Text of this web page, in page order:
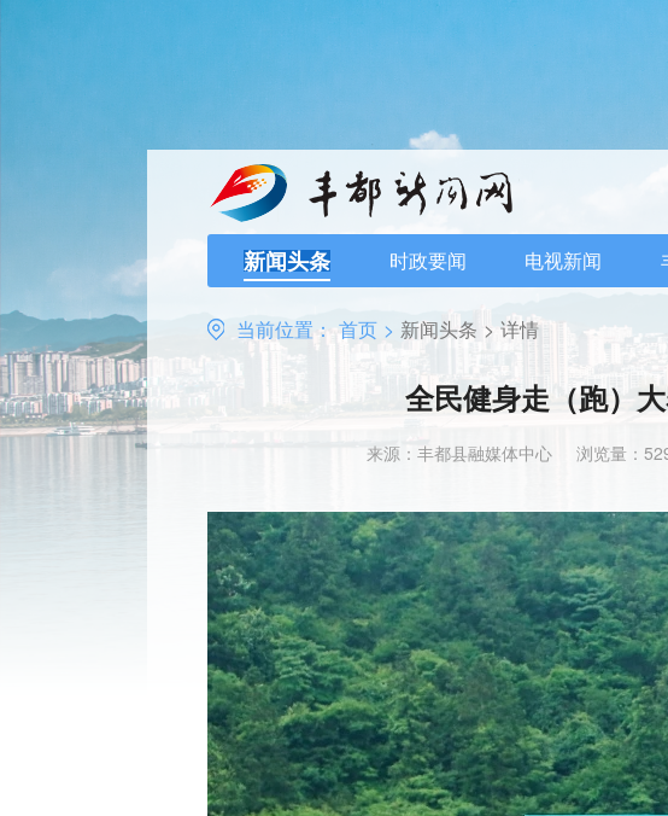
新闻头条 时政要闻 电视新闻
当前位置：首页 > 新闻头条 > 详情
全民健身走（跑）
来源：丰都县融媒体中心 浏览量：